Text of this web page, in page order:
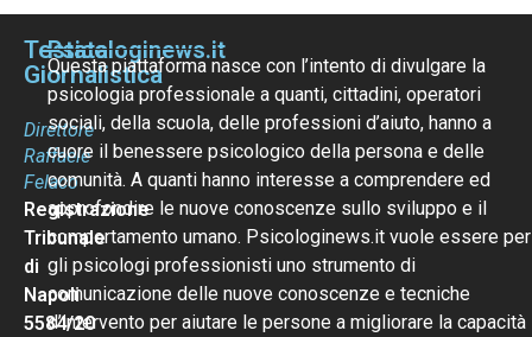
Testata
Giornalistica
Direttore
Raffaele
Felaco
Registrazione
Tribunale
di
Napoli
5584/20
Psicologinews.it
Questa piattaforma nasce con l’intento di divulgare la
psicologia professionale a quanti, cittadini, operatori
sociali, della scuola, delle professioni d’aiuto, hanno a
cuore il benessere psicologico della persona e delle
comunità. A quanti hanno interesse a comprendere ed
approfondire le nuove conoscenze sullo sviluppo e il
comportamento umano. Psicologinews.it vuole essere per
gli psicologi professionisti uno strumento di
comunicazione delle nuove conoscenze e tecniche
d’intervento per aiutare le persone a migliorare la capacità